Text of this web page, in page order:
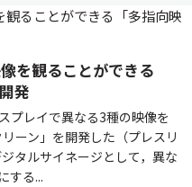
を観ることができる
発
プレイで異なる3種の映像を
ーン」を開発した（プレスリ
タルサイネージとして，異な
する...